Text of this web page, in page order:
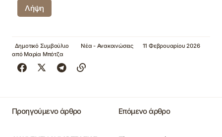
Λήψη
Δημοτικό Συμβούλιο Νέα - Ανακοινώσεις
11 Φεβρουαρίου 2026
από Μαρία Μπότζα
Προηγούμενο άρθρο Επόμενο άρθρο